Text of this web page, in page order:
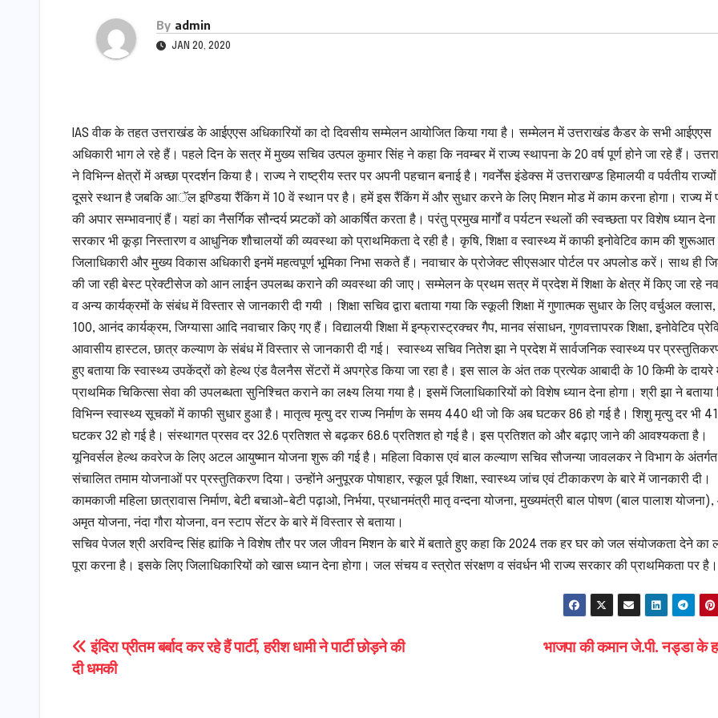
By admin
JAN 20, 2020
IAS वीक के तहत उत्तराखंड के आईएएस अधिकारियों का दो दिवसीय सम्मेलन आयोजित किया गया है। सम्मेलन में उत्तराखंड कैडर के सभी आईएएस
अधिकारी भाग ले रहे हैं। पहले दिन के सत्र में मुख्य सचिव उत्पल कुमार सिंह ने कहा कि नवम्बर में राज्य स्थापना के 20 वर्ष पूर्ण होने जा रहे हैं।
ने विभिन्न क्षेत्रों में अच्छा प्रदर्शन किया है। राज्य ने राष्ट्रीय स्तर पर अपनी पहचान बनाई है। गवर्नेंस इंडेक्स में उत्तराखण्ड हिमालयी व पर्वतीय
दूसरे स्थान है जबकि आॅल इण्डिया रैंकिंग में 10 वें स्थान पर है। हमें इस रैंकिंग में और सुधार करने के लिए मिशन मोड में काम करना होगा। राज्य में
की अपार सम्भावनाएं हैं। यहां का नैसर्गिक सौन्दर्य प्र्यटकों को आकर्षित करता है। परंतु प्रमुख मार्गों व पर्यटन स्थलों की स्वच्छता पर विशेष ध्यान देना
सरकार भी कूड़ा निस्तारण व आधुनिक शौचालयों की व्यवस्था को प्राथमिकता दे रही है। कृषि, शिक्षा व स्वास्थ्य में काफी इनोवेटिव काम की
जिलाधिकारी और मुख्य विकास अधिकारी इनमें महत्वपूर्ण भूमिका निभा सकते हैं। नवाचार के प्रोजेक्ट सीएसआर पोर्टल पर अपलोड करें। साथ ही
की जा रही बेस्ट प्रेक्टीसेज को आन लाईन उपलब्ध कराने की व्यवस्था की जाए। सम्मेलन के प्रथम सत्र में प्रदेश में शिक्षा के क्षेत्र में किए जा रहे
व अन्य कार्यक्रमों के संबंध में विस्तार से जानकारी दी गयी । शिक्षा सचिव द्वारा बताया गया कि स्कूली शिक्षा में गुणात्मक सुधार के लिए वर्चुअल
100, आनंद कार्यक्रम, जिग्यासा आदि नवाचार किए गए हैं। विद्यालयी शिक्षा में इन्फ्रास्ट्रक्चर गैप, मानव संसाधन, गुणवत्तापरक शिक्षा, इनोवेटिव
आवासीय हास्टल, छात्र कल्याण के संबंध में विस्तार से जानकारी दी गई। स्वास्थ्य सचिव नितेश झा ने प्रदेश में सार्वजनिक स्वास्थ्य पर
हुए बताया कि स्वास्थ्य उपकेंद्रों को हेल्थ एंड वैलनैस सेंटरों में अपग्रेड किया जा रहा है। इस साल के अंत तक प्रत्येक आबादी के 10 किमी के दायरे
प्राथमिक चिकित्सा सेवा की उपलब्धता सुनिश्चित कराने का लक्ष्य लिया गया है। इसमें जिलाधिकारियों को विशेष ध्यान देना होगा। श्री झा ने बताया
विभिन्न स्वास्थ्य सूचकों में काफी सुधार हुआ है। मातृत्व मृत्यु दर राज्य निर्माण के समय 440 थी जो कि अब घटकर 86 हो गई है। शिशु मृत्यु दर भी
घटकर 32 हो गई है। संस्थागत प्रसव दर 32.6 प्रतिशत से बढ़कर 68.6 प्रतिशत हो गई है। इस प्रतिशत को और बढ़ाए जाने की आवश्यकता है।
यूनिवर्सल हेल्थ कवरेज के लिए अटल आयुष्मान योजना शुरू की गई है। महिला विकास एवं बाल कल्याण सचिव सौजन्या जावलकर ने विभाग के अंतर्गत
संचालित तमाम योजनाओं पर प्रस्तुतिकरण दिया। उन्होंने अनुपूरक पोषाहार, स्कूल पूर्व शिक्षा, स्वास्थ्य जांच एवं टीकाकरण के बारे में जानकारी दी।
कामकाजी महिला छात्रावास निर्माण, बेटी बचाओ-बेटी पढ़ाओ, निर्भया, प्रधानमंत्री मातृ वन्दना योजना, मुख्यमंत्री बाल पोषण (बाल पालाश
अमृत योजना, नंदा गौरा योजना, वन स्टाप सेंटर के बारे में विस्तार से बताया।
सचिव पेजल श्री अरविन्द सिंह ह्यांकि ने विशेष तौर पर जल जीवन मिशन के बारे में बताते हुए कहा कि 2024 तक हर घर को जल संयोजकता देने का
पूरा करना है। इसके लिए जिलाधिकारियों को खास ध्यान देना होगा। जल संचय व स्त्रोत संरक्षण व संवर्धन भी राज्य सरकार की प्राथमिकता पर है।
Post
भाजपा की कमान जे.पी. नड्डा के
इंदिरा प्रीतम बर्बाद कर रहे हैं पार्टी, हरीश धामी ने पार्टी छोड़ने की
दी धमकी